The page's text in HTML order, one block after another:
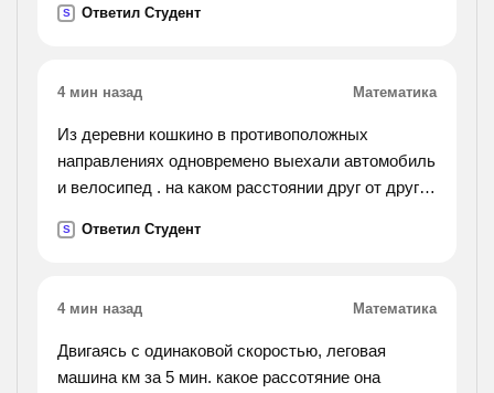
пройденного первым. поставь вопрос и реши .
S Ответил Студент
4 мин назад Математика
Из деревни кошкино в противоположных
направлениях одновремено выехали автомобиль
и велосипед . на каком расстоянии друг от друга
двигался со скоростью 60 км / час , а скорость
S Ответил Студент
4 мин назад Математика
Двигаясь с одинаковой скоростью, леговая
машина км за 5 мин. какое рассотяние она